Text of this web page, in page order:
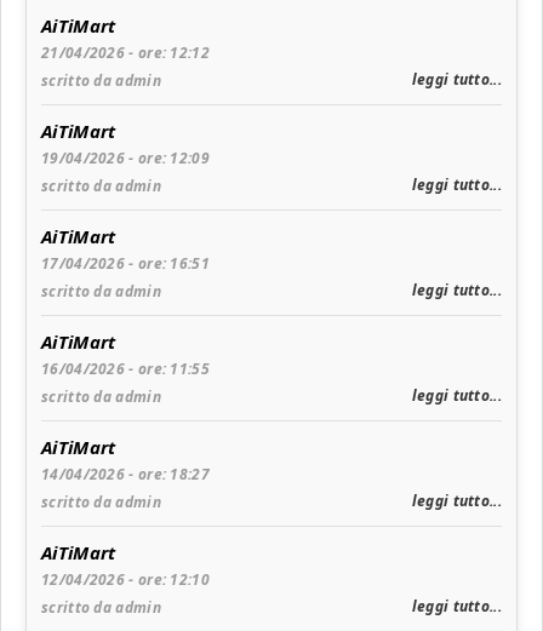
AiTiMart
21/04/2026 - ore: 12:12
scritto da admin
leggi tutto...
AiTiMart
19/04/2026 - ore: 12:09
scritto da admin
leggi tutto...
AiTiMart
17/04/2026 - ore: 16:51
scritto da admin
leggi tutto...
AiTiMart
16/04/2026 - ore: 11:55
scritto da admin
leggi tutto...
AiTiMart
14/04/2026 - ore: 18:27
scritto da admin
leggi tutto...
AiTiMart
12/04/2026 - ore: 12:10
scritto da admin
leggi tutto...